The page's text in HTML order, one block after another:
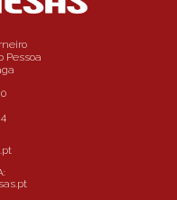
Pessoa